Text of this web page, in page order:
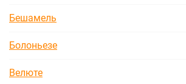
Бешамель
Болоньезе
Велюте